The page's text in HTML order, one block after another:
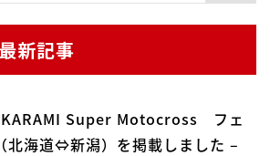
新記事
Super Motocross フェ
北海道⇔新潟）を掲載しました –